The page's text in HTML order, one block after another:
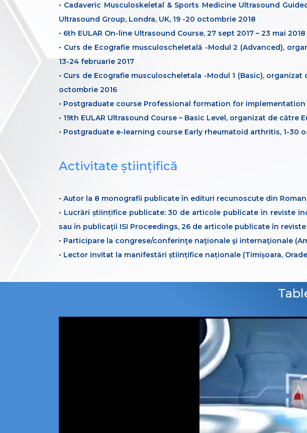
• Cadaveric Musculoskeletal & Sports Medicine Ultrasound
Ultrasound Group, Londra, UK, 19 -20 octombrie 2018
• 6th EULAR On-line Ultrasound Course, 27 sept 2017 – 23 mai 2018
• Curs de Ecografie musculoscheletală -Modul 2 (Advanced),
13-24 februarie 2017
• Curs de Ecografie musculoscheletala -Modul 1 (Basic),
octombrie 2016
• Postgraduate course Professional formation for
• 19th EULAR Ultrasound Course – Basic Level, organizat de
• Postgraduate e-learning course Early rheumatoid arthritis, 1-30
Activitate științifică
• Autor la 8 monografii publicate în edituri recunoscute din
• Lucrări științifice publicate: 30 de articole publicate în reviste
sau în publicaţii ISI Proceedings, 26 de articole publicate în
• Participare la congrese/conferinţe naţionale şi internaţionale
• Lector invitat la manifestări științifice naționale (Timișoara,